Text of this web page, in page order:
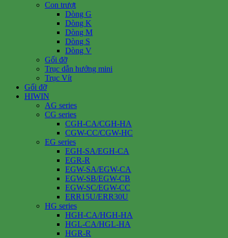
Con trượt
Dòng G
Dòng K
Dòng M
Dòng S
Dòng V
Gối đỡ
Trục dẫn hướng mini
Trục Vít
Gối đỡ
HIWIN
AG series
CG series
CGH-CA/CGH-HA
CGW-CC/CGW-HC
EG series
EGH-SA/EGH-CA
EGR-R
EGW-SA/EGW-CA
EGW-SB/EGW-CB
EGW-SC/EGW-CC
ERR15U/ERR30U
HG series
HGH-CA/HGH-HA
HGL-CA/HGL-HA
HGR-R